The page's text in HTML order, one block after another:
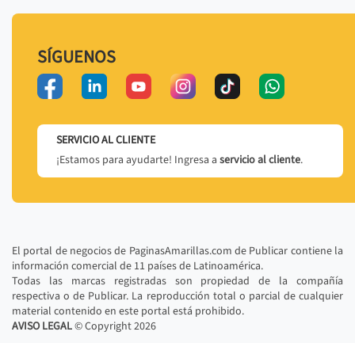
SÍGUENOS
SERVICIO AL CLIENTE
¡Estamos para ayudarte! Ingresa a servicio al cliente.
El portal de negocios de PaginasAmarillas.com de Publicar contiene la
información comercial de 11 países de Latinoamérica.
Todas las marcas registradas son propiedad de la compañía
respectiva o de Publicar. La reproducción total o parcial de cualquier
material contenido en este portal está prohibido.
AVISO LEGAL© Copyright2026